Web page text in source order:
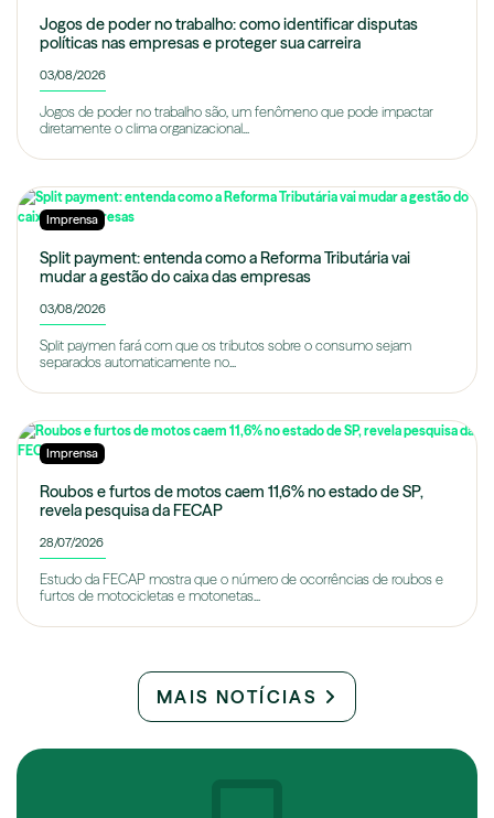
Jogos de poder no trabalho: como identificar disputas
políticas nas empresas e proteger sua carreira
03/08/2026
Jogos de poder no trabalho são, um fenômeno que pode impactar
diretamente o clima organizacional...
Imprensa
Split payment: entenda como a Reforma Tributária vai
mudar a gestão do caixa das empresas
03/08/2026
Split paymen fará com que os tributos sobre o consumo sejam
separados automaticamente no...
Imprensa
Roubos e furtos de motos caem 11,6% no estado de SP,
revela pesquisa da FECAP
28/07/2026
Estudo da FECAP mostra que o número de ocorrências de roubos e
furtos de motocicletas e motonetas...
MAIS NOTÍCIAS